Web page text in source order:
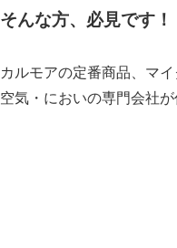
そんな方、必見です！
カルモアの定番商品、マ
空気・においの専門会社